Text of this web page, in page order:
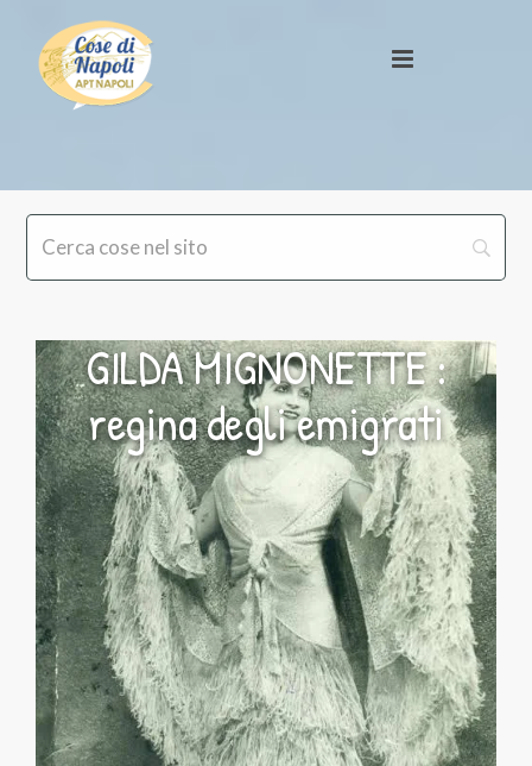
GILDA MIGNONETTE :
regina degli emigrati